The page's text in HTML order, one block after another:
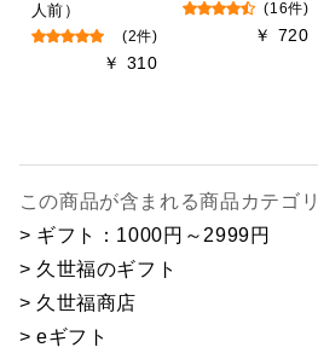
人前）
(2件)
￥ 310
(16件)
￥ 720
この商品が含まれる商品カテゴリ
> ギフト：1000円～2999円
> 久世福のギフト
> 久世福商店
> eギフト